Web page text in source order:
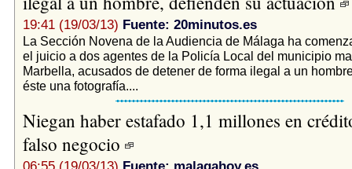
19:41 (19/03/13) Fuente: 20minutos.es
La Sección Novena de la Audiencia de Málaga ha
el juicio a dos agentes de la Policía Local del municipio
Marbella, acusados de detener de forma ilegal a un
éste una fotografía....
Niegan haber estafado 1,1 millones en
falso negocio
06:55 (19/03/13) Fuente: malagahoy.es